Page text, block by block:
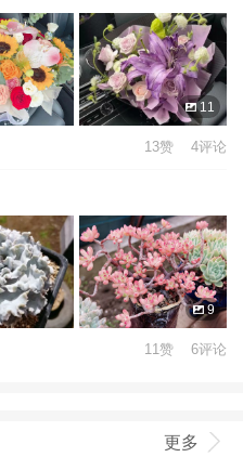
11
13赞 4评论
9
11赞 6评论
更多